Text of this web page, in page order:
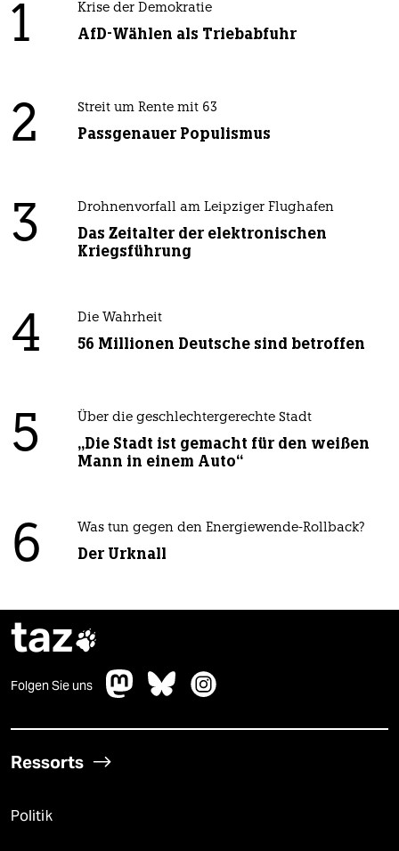
1 Krise der Demokratie
AfD-Wählen als Triebabfuhr
2 Streit um Rente mit 63
Passgenauer Populismus
3 Drohnenvorfall am Leipziger Flughafen
Das Zeitalter der elektronischen
Kriegsführung
4 Die Wahrheit
56 Millionen Deutsche sind betroffen
5 Über die geschlechtergerechte Stadt
„Die Stadt ist gemacht für den weißen
Mann in einem Auto“
6 Was tun gegen den Energiewende-Rollback?
Der Urknall
taz
Folgen Sie uns
Ressorts
Politik